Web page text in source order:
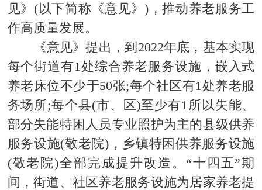
见》(以下简称《意见》)，推动养老服务工
作高质量发展。
《意见》提出，到2022年底，基本实现
每个街道有1处综合养老服务设施，嵌入式
养老床位不少于50张;每个社区有1处养老服
务场所;每个县(市、区)至少有1所以失能、
部分失能特困人员专业照护为主的县级供养
服务设施(敬老院)，乡镇特困供养服务设施
(敬老院)全部完成提升改造。“十四五”期
间，街道、社区养老服务设施为居家养老提